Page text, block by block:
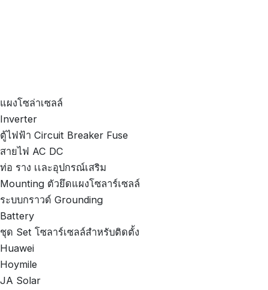
แผงโซล่าเซลล์
Inverter
ตู้ไฟฟ้า Circuit Breaker Fuse
สายไฟ AC DC
ท่อ ราง เเละอุปกรณ์เสริม
Mounting ตัวยึดแผงโซลาร์เซลล์
ระบบกราวด์ Grounding
Battery
ชุด Set โซลาร์เซลล์สำหรับติดตั้ง
Huawei
Hoymile
JA Solar